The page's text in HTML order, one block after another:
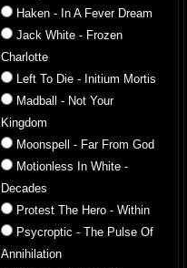
Haken - In A Fever Dream
Jack White - Frozen
Charlotte
Left To Die - Initium Mortis
Madball - Not Your
Kingdom
Moonspell - Far From God
Motionless In White -
Decades
Protest The Hero - Within
Psycroptic - The Pulse Of
Annihilation